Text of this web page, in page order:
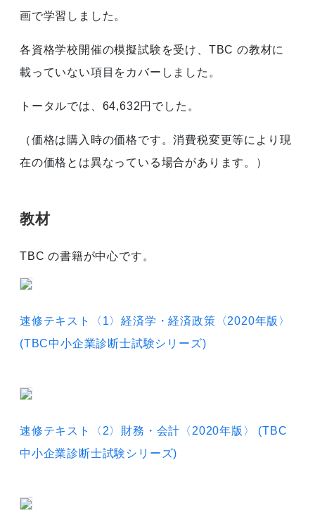
画で学習しました。
各資格学校開催の模擬試験を受け、TBC の教材に
載っていない項目をカバーしました。
トータルでは、64,632円でした。
（価格は購入時の価格です。消費税変更等により現
在の価格とは異なっている場合があります。）
教材
TBC の書籍が中心です。
速修テキスト〈1〉経済学・経済政策〈2020年版〉
(TBC中小企業診断士試験シリーズ)
速修テキスト〈2〉財務・会計〈2020年版〉 (TBC
中小企業診断士試験シリーズ)